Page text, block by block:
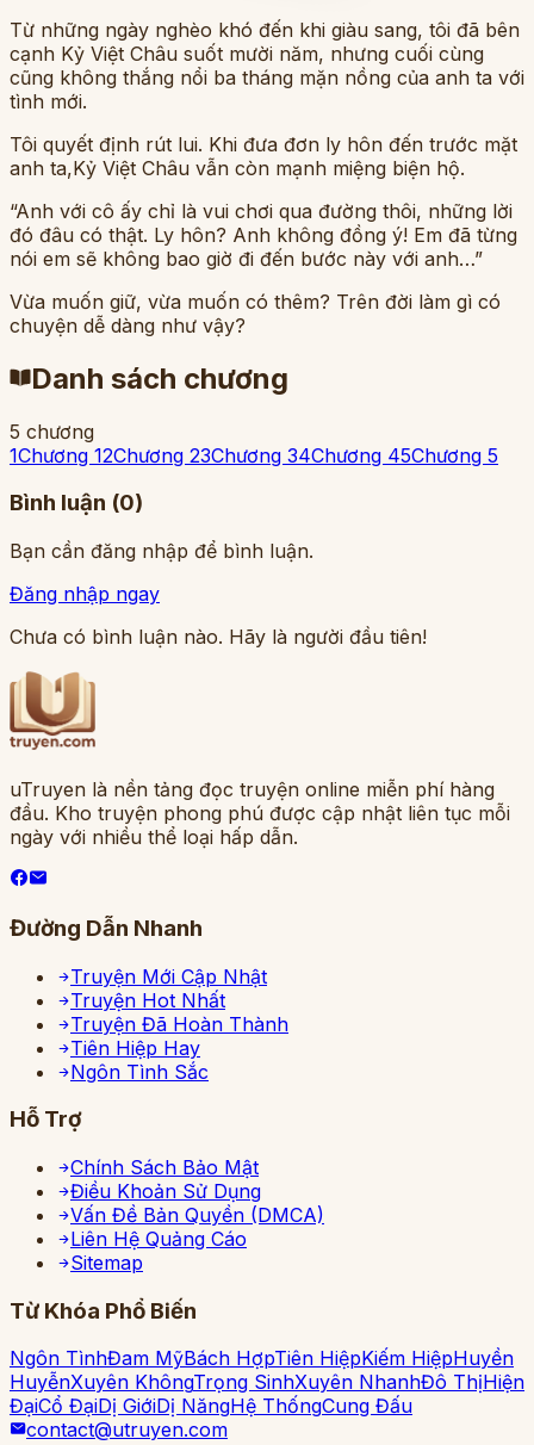
Từ những ngày nghèo khó đến khi giàu sang, tôi đã bên
cạnh Kỷ Việt Châu suốt mười năm, nhưng cuối cùng
cũng không thắng nổi ba tháng mặn nồng của anh ta với
tình mới.
Tôi quyết định rút lui. Khi đưa đơn ly hôn đến trước mặt
anh ta,Kỷ Việt Châu vẫn còn mạnh miệng biện hộ.
“Anh với cô ấy chỉ là vui chơi qua đường thôi, những lời
đó đâu có thật. Ly hôn? Anh không đồng ý! Em đã từng
nói em sẽ không bao giờ đi đến bước này với anh…”
Vừa muốn giữ, vừa muốn có thêm? Trên đời làm gì có
chuyện dễ dàng như vậy?
Danh sách chương
5 chương
1Chương 12Chương 23Chương 34Chương 45Chương 5
Bình luận (0)
Bạn cần đăng nhập để bình luận.
Đăng nhập ngay
Chưa có bình luận nào. Hãy là người đầu tiên!
uTruyen là nền tảng đọc truyện online miễn phí hàng
đầu. Kho truyện phong phú được cập nhật liên tục mỗi
ngày với nhiều thể loại hấp dẫn.
Đường Dẫn Nhanh
Truyện Mới Cập Nhật
Truyện Hot Nhất
Truyện Đã Hoàn Thành
Tiên Hiệp Hay
Ngôn Tình Sắc
Hỗ Trợ
Chính Sách Bảo Mật
Điều Khoản Sử Dụng
Vấn Đề Bản Quyền (DMCA)
Liên Hệ Quảng Cáo
Sitemap
Từ Khóa Phổ Biến
Ngôn TìnhĐam MỹBách HợpTiên HiệpKiếm HiệpHuyền
HuyễnXuyên KhôngTrọng SinhXuyên NhanhĐô ThịHiện
ĐạiCổ ĐạiDị GiớiDị NăngHệ ThốngCung Đấu
contact@utruyen.com